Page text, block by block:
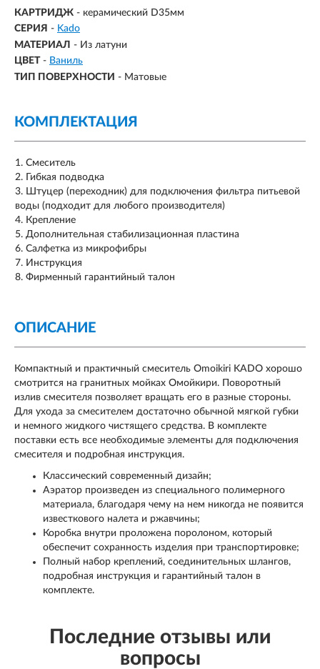
КАРТРИДЖ - керамический D35мм
СЕРИЯ - Kado
МАТЕРИАЛ - Из латуни
ЦВЕТ - Ваниль
ТИП ПОВЕРХНОСТИ - Матовые
КОМПЛЕКТАЦИЯ
Смеситель
Гибкая подводка
Штуцер (переходник) для подключения фильтра питьевой
воды (подходит для любого производителя)
Крепление
Дополнительная стабилизационная пластина
Салфетка из микрофибры
Инструкция
Фирменный гарантийный талон
ОПИСАНИЕ
Компактный и практичный смеситель Omoikiri KADO хорошо
смотрится на гранитных мойках Омойкири. Поворотный
излив смесителя позволяет вращать его в разные стороны.
Для ухода за смесителем достаточно обычной мягкой губки
и немного жидкого чистящего средства. В комплекте
поставки есть все необходимые элементы для подключения
смесителя и подробная инструкция.
Классический современный дизайн;
Аэратор произведен из специального полимерного
материала, благодаря чему на нем никогда не появится
известкового налета и ржавчины;
Коробка внутри проложена поролоном, который
обеспечит сохранность изделия при транспортировке;
Полный набор креплений, соединительных шлангов,
подробная инструкция и гарантийный талон в
комплекте.
Последние отзывы или
вопросы